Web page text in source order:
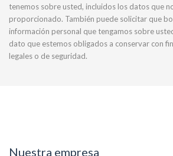
tenemos sobre usted, incluidos los datos que
proporcionado. También puede solicitar que
información personal que tengamos sobre
dato que estemos obligados a conservar con
legales o de seguridad.
Nuestra empresa